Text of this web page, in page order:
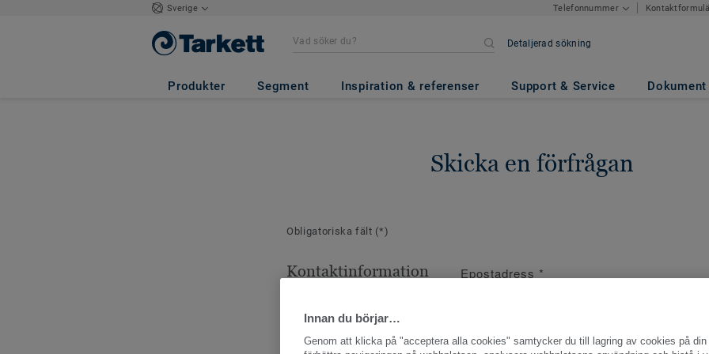
Sverige Telefonnummer
Detaljerad sökning
Produkter Segment Inspiration & referenser Support & Service Dokument
Skicka en förfrågan
Obligatoriska fält (*)
Kontaktinformation Epostadress *
Innan du börjar…
Genom att klicka på "acceptera alla cookies" samtycker du till lagring av cookies på